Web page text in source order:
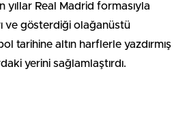
yıllar Real Madrid formasıyla
ve gösterdiği olağanüstü
tarihine altın harflerle yazdırmış
yerini sağlamlaştırdı.